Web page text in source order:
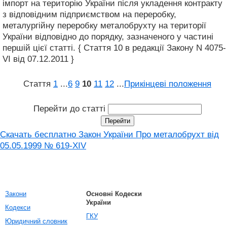
імпорт на територію України після укладення контракту
з відповідним підприємством на переробку,
металургійну переробку металобрухту на території
України відповідно до порядку, зазначеного у частині
першій цієї статті. { Стаття 10 в редакції Закону N 4075-
VI від 07.12.2011 }
Стаття 1 ...6 9 10 11 12 ...Прикінцеві положення
Перейти до статті
Скачать бесплатно Закон України Про металобрухт від
05.05.1999 № 619-XIV
Закони
Кодекси
Юридичний словник
Основні Кодески
України
ГКУ